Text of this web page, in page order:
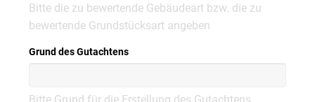
Bitte die zu bewertende Gebäudeart bzw. die zu
bewertende Grundstücksart angeben
Grund des Gutachtens
Bitte Grund für die Erstellung des Gutachtens